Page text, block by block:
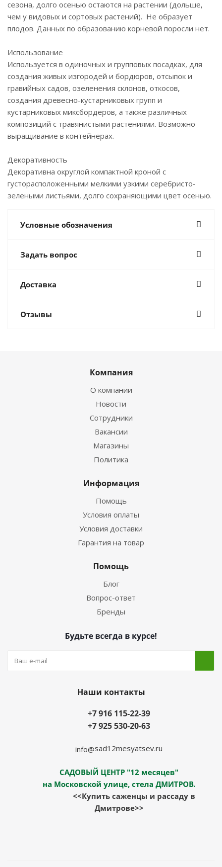
сезона, долго осенью остаются на растении (дольше,
чем у видовых и сортовых растений). Не образует
плодов. Данных по образованию корневой поросли нет.
Использование
Используется в одиночных и групповых посадках, для
создания живых изгородей и бордюров, отсыпок и
гравийных садов, озеленения склонов, откосов,
создания древесно-кустарниковых групп и
кустарниковых миксбордеров, а также различных
композиций с травянистыми растениями. Возможно
выращивание в контейнерах.
Декоративность
Декоративна округлой компактной кроной с
густорасположенными мелкими узкими серебристо-
зелеными листьями, долго сохраняющими цвет осенью.
Условные обозначения
Задать вопрос
Доставка
Отзывы
Компания
О компании
Новости
Сотрудники
Вакансии
Магазины
Политика
Информация
Помощь
Условия оплаты
Условия доставки
Гарантия на товар
Помощь
Блог
Вопрос-ответ
Бренды
Будьте всегда в курсе!
Наши контакты
+7 916 115-22-39
+7 925 530-20-63
info@sad12mesyatsev.ru
САДОВЫЙ ЦЕНТР "12 месяцев"
на Московской улице, стела ДМИТРОВ.
<<Купить саженцы и рассаду в
Дмитрове>>